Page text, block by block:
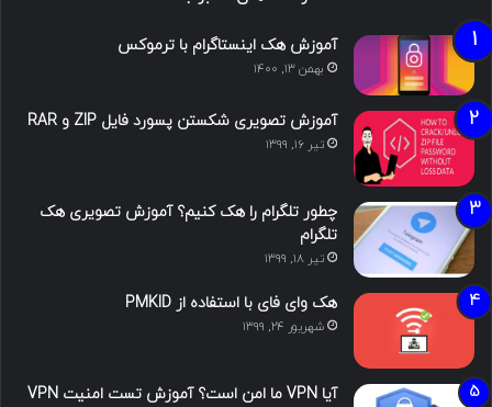
آموزش هک اینستاگرام با ترموکس
بهمن ۱۳, ۱۴۰۰
آموزش تصویری شکستن پسورد فایل ZIP و RAR
تیر ۱۶, ۱۳۹۹
چطور تلگرام را هک کنیم؟ آموزش تصویری هک
تلگرام
تیر ۱۸, ۱۳۹۹
هک وای فای با استفاده از PMKID
شهریور ۲۴, ۱۳۹۹
آیا VPN ما امن است؟ آموزش تست امنیت VPN